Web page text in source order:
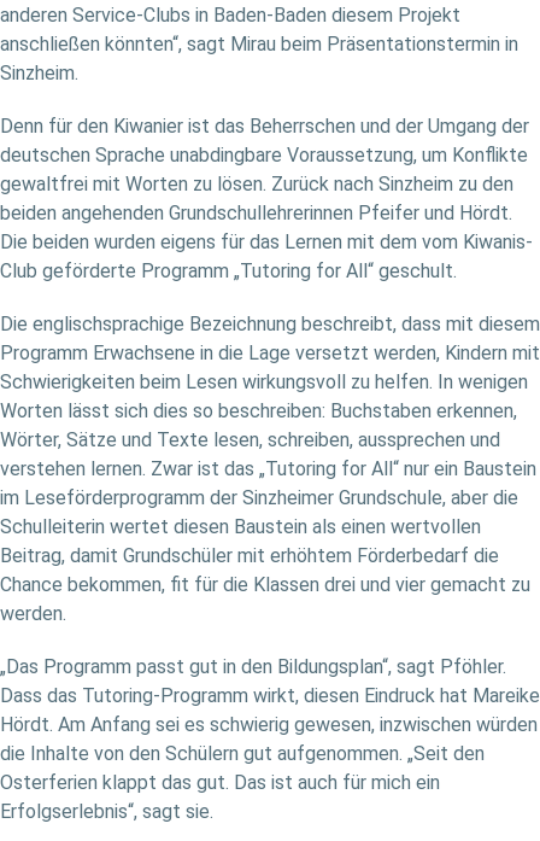
anderen Service-Clubs in Baden-Baden diesem Projekt
anschließen könnten“, sagt Mirau beim Präsentationstermin in
Sinzheim.
Denn für den Kiwanier ist das Beherrschen und der Umgang der
deutschen Sprache unabdingbare Voraussetzung, um Konflikte
gewaltfrei mit Worten zu lösen. Zurück nach Sinzheim zu den
beiden angehenden Grundschullehrerinnen Pfeifer und Hördt.
Die beiden wurden eigens für das Lernen mit dem vom Kiwanis-
Club geförderte Programm „Tutoring for All“ geschult.
Die englischsprachige Bezeichnung beschreibt, dass mit diesem
Programm Erwachsene in die Lage versetzt werden, Kindern mit
Schwierigkeiten beim Lesen wirkungsvoll zu helfen. In wenigen
Worten lässt sich dies so beschreiben: Buchstaben erkennen,
Wörter, Sätze und Texte lesen, schreiben, aussprechen und
verstehen lernen. Zwar ist das „Tutoring for All“ nur ein Baustein
im Leseförderprogramm der Sinzheimer Grundschule, aber die
Schulleiterin wertet diesen Baustein als einen wertvollen
Beitrag, damit Grundschüler mit erhöhtem Förderbedarf die
Chance bekommen, fit für die Klassen drei und vier gemacht zu
werden.
„Das Programm passt gut in den Bildungsplan“, sagt Pföhler.
Dass das Tutoring-Programm wirkt, diesen Eindruck hat Mareike
Hördt. Am Anfang sei es schwierig gewesen, inzwischen würden
die Inhalte von den Schülern gut aufgenommen. „Seit den
Osterferien klappt das gut. Das ist auch für mich ein
Erfolgserlebnis“, sagt sie.